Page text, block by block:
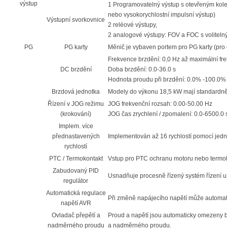
výstup
Výstupní svorkovnice
1 Programovatelný výstup s otevřeným
nebo vysokorychlostní impulsní výstup)
2 reléové výstupy,
2 analogové výstupy: FOV a FOC s
PG
PG karty Měnič je vybaven portem pro PG karty
DC brzdění
Frekvence brzdění: 0,0 Hz až maximální
Doba brzdění: 0.0-36.0 s
Hodnota proudu při brzdění: 0.0% -100.0%
Brzdová jednotka
Modely do výkonu 18,5 kW mají
Řízení v JOG režimu
(krokování)
JOG frekvenční rozsah: 0.00-50.00 Hz
JOG čas zrychlení / zpomalení: 0.0-6500.0
Implem. více
přednastavených
rychlostí
Implementován až 16 rychlostí pomocí
PTC / Termokontakt
Vstup pro PTC ochranu motoru nebo
Zabudovaný PID
regulátor
Usnadňuje procesně řízený systém řízení
Automatická regulace
napětí AVR
Při změně napájecího napětí může
Ovladač přepětí a
nadměrného proudu
Proud a napětí jsou automaticky
a nadměrného proudu.